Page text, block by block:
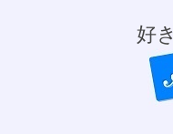
好